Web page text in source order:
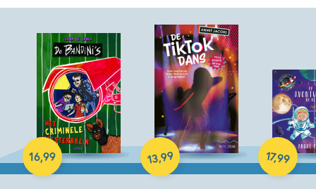
16,99
Hardcover 13,99
Hardcover
17,99
Hardcover